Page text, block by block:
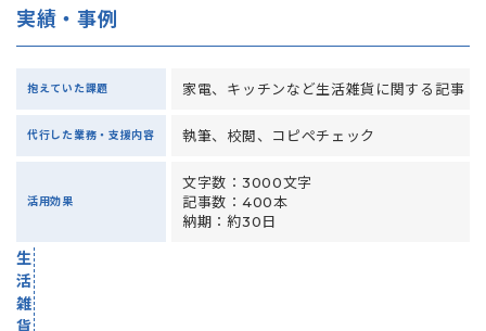
実績・事例
電、
ッ
な
生
活
雑
貨
抱えていた課題 家電、キッチンなど生活雑貨に関する記事
代行した業務・支援内容 執筆、校閲、コピペチェック
活用効果
文字数：3000文字
記事数：400本
納期：約30日